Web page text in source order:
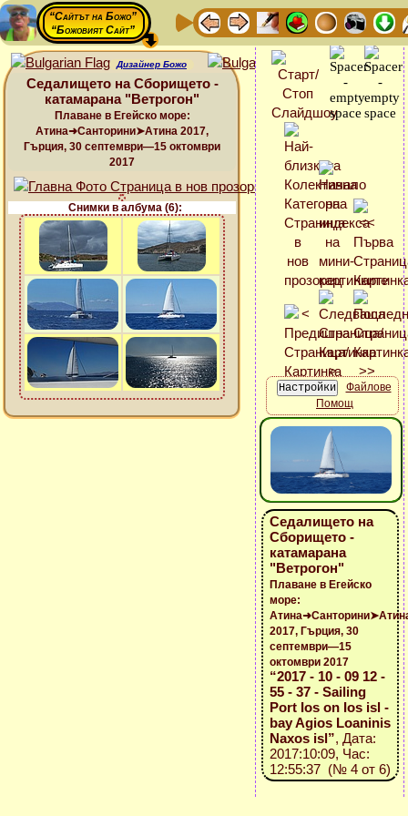
“Сайтът на Божо”
“Божовият Сайт”
Дизайнер Божо
Седалището на Сборището -
катамарана "Ветрогон"
Плаване в Егейско море:
Атина➜Санторини➤Атина 2017,
Гърция, 30 септември—15 октомври
2017
Снимки в албума (6):
Файлове
Помощ
Седалището на
Сборището -
катамарана
"Ветрогон"
Плаване в Егейско
море:
2017, Гърция, 30
септември—15
октомври 2017
“2017 - 10 - 09 12 -
55 - 37 - Sailing
Port Ios on Ios isl -
bay Agios Loaninis
Naxos isl”, Дата:
2017:10:09, Час:
12:55:37 (№ 4 от 6)